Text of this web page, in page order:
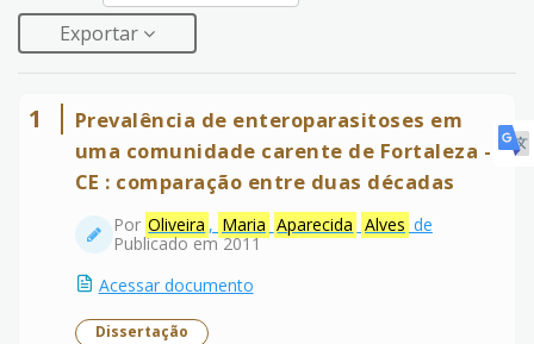
Exportar
1
Prevalência de enteroparasitoses em
uma comunidade carente de Fortaleza -
CE : comparação entre duas décadas
Por Oliveira , Maria Aparecida Alves de
Publicado em 2011
Acessar documento
Dissertação